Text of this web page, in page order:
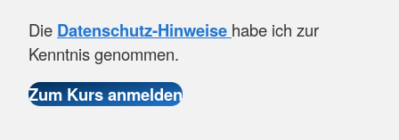
Die Datenschutz-Hinweise habe ich zur
Kenntnis genommen.